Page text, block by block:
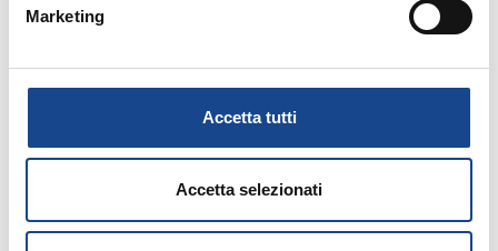
Marketing
Accetta tutti
Accetta selezionati
Prossimi webinar in programma: